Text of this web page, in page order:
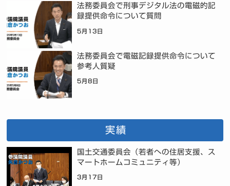
法務委員会で刑事デジタル法の電磁的記
録提供命令について質問
5月13日
法務委員会で電磁記録提供命令について
参考人質疑
5月8日
実績
国土交通委員会（若者への住居支援、ス
マートホームコミュニティ等）
3月17日